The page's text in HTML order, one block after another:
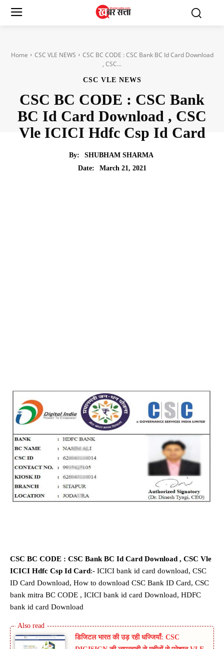
Home CSC VLE NEWS
CSC BC CODE : CSC Bank BC Id Card Download
, CSC...
CSC VLE NEWS
CSC BC CODE : CSC Bank
BC Id Card Download , CSC
Vle ICICI Hdfc Csp Id Card
By:
SHUBHAM SHARMA
Date:
March 21, 2021
CSC BC CODE : CSC Bank BC Id Card Download , CSC Vle
ICICI Hdfc Csp Id Card:- ICICI bank id card download, CSC
ID Card Download, How to download CSC Bank ID Card, CSC
bank mitra BC CODE , ICICI bank id card Download, HDFC
bank id card Download
डिजिटल भारत की उड़ रही धज्जियाँ: CSC